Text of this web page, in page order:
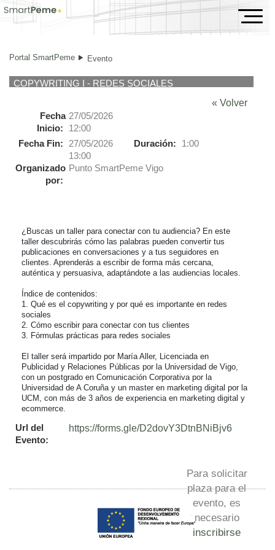
Evento
Portal SmartPeme Evento
COPYWRITING I - REDES SOCIALES
« Volver
Fecha
Inicio:
27/05/2026
12:00
Fecha Fin:
27/05/2026
13:00
Duración: 1:00
Organizado
por:
Punto SmartPeme Vigo
¿Buscas un taller para conectar con tu audiencia? En este
taller descubrirás cómo las palabras pueden convertir tus
publicaciones en conversaciones y a tus seguidores en
clientes. Aprenderás a escribir de forma más cercana,
auténtica y persuasiva, adaptándote a las audiencias locales.
Índice de contenidos:
1. Qué es el copywriting y por qué es importante en redes
sociales
2. Cómo escribir para conectar con tus clientes
3. Fórmulas prácticas para redes sociales
El taller será impartido por María Aller, Licenciada en
Publicidad y Relaciones Públicas por la Universidad de Vigo,
con un postgrado en Comunicación Corporativa por la
Universidad de A Coruña y un master en marketing digital por la
UCM, con más de 3 años de experiencia en marketing digital y
ecommerce.
Url del
Evento:
https://forms.gle/D2dovY3DtnBNiBjv6
Para solicitar
plaza para el
evento, es
necesario
inscribirse